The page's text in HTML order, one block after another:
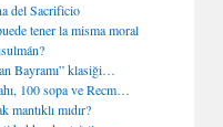
del Sacrificio
tener la misma moral
Bayramı” klasiği…
100 sopa ve Recm…
mantıklı mıdır?